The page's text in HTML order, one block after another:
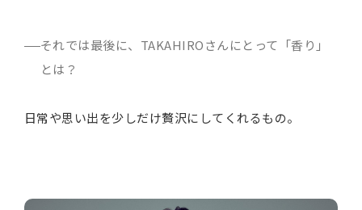
それでは最後に、TAKAHIROさんにとって「香り」
とは？
日常や思い出を少しだけ贅沢にしてくれるもの。